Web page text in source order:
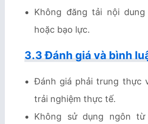
Không đăng tải nội dung
hoặc bạo lực.
3.3 Đánh giá và bình
Đánh giá phải trung thực
trải nghiệm thực tế.
Không sử dụng ngôn